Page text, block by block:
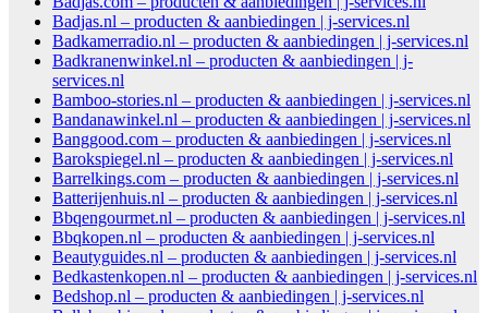
Badjas.nl – producten & aanbiedingen | j-services.nl
Badkamerradio.nl – producten & aanbiedingen | j-services.nl
Badkranenwinkel.nl – producten & aanbiedingen | j-
services.nl
Bamboo-stories.nl – producten & aanbiedingen | j-services.nl
Bandanawinkel.nl – producten & aanbiedingen | j-services.nl
Banggood.com – producten & aanbiedingen | j-services.nl
Barokspiegel.nl – producten & aanbiedingen | j-services.nl
Barrelkings.com – producten & aanbiedingen | j-services.nl
Batterijenhuis.nl – producten & aanbiedingen | j-services.nl
Bbqengourmet.nl – producten & aanbiedingen | j-services.nl
Bbqkopen.nl – producten & aanbiedingen | j-services.nl
Beautyguides.nl – producten & aanbiedingen | j-services.nl
Bedkastenkopen.nl – producten & aanbiedingen | j-services.nl
Bedshop.nl – producten & aanbiedingen | j-services.nl